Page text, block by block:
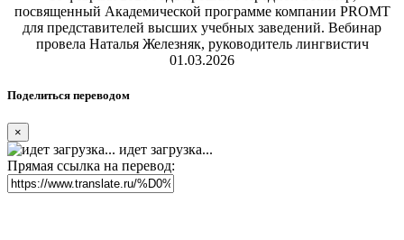
посвященный Академической программе компании PROMT
для представителей высших учебных заведений. Вебинар
провела Наталья Железняк, руководитель лингвистич
01.03.2026
Поделиться переводом
×
идет загрузка...
Прямая ссылка на перевод: